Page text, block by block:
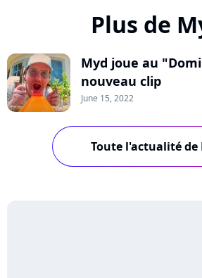
Plus de
Myd joue au
nouveau clip
June 15, 2022
Toute l'actualité de